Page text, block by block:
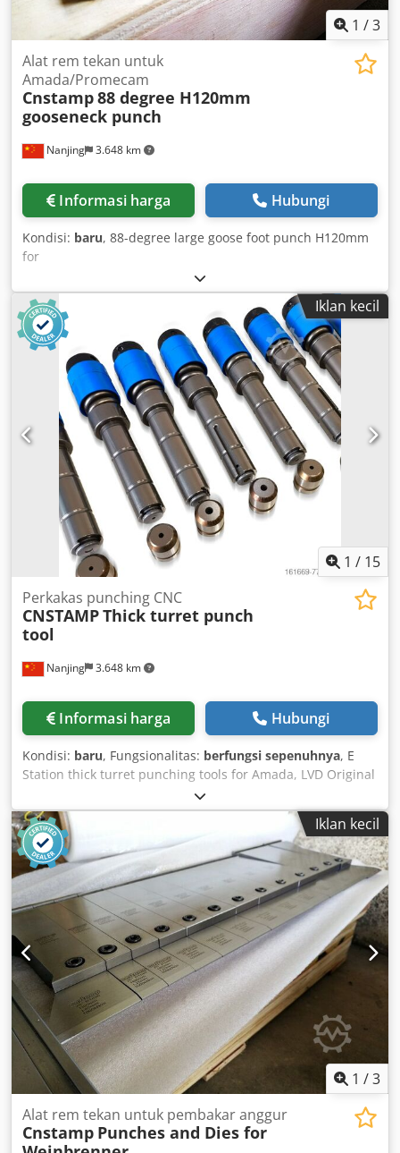
1 /3
Nanjing 3.648 km
Alat rem tekan untuk
Amada/Promecam
Cnstamp88 degree H120mm
gooseneck punch
Informasi harga Hubungi
Kondisi: baru, 88-degree large goose foot punch H120mm
for
Amada/Promecam/Durma/Baykal/Ermaksan/MVD/Denner/S
BD Dedpfoiiq H Dox Ac Nokr
Iklan kecil
1 / 15
Nanjing 3.648 km
Perkakas punching CNC
CNSTAMPThick turret punch
tool
Informasi harga Hubungi
Kondisi: baru, Fungsionalitas: berfungsi sepenuhnya, E
Station thick turret punching tools for Amada, LVD Original
style punch compatible with Amada/Mate guide holder
Quick-adjust style compatible with Mate/Wilson 90 guide
holder Dkedpfxjiq Di As Ac Nsr
Iklan kecil
1 /3
Alat rem tekan untuk pembakar anggur
Cnstamp Punches and Dies for